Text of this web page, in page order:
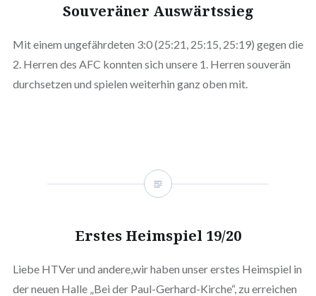
Souveräner Auswärtssieg
Mit einem ungefährdeten 3:0 (25:21, 25:15, 25:19) gegen die
2. Herren des AFC konnten sich unsere 1. Herren souverän
durchsetzen und spielen weiterhin ganz oben mit.
Erstes Heimspiel 19/20
Liebe HTVer und andere,wir haben unser erstes Heimspiel in
der neuen Halle „Bei der Paul-Gerhard-Kirche“, zu erreichen